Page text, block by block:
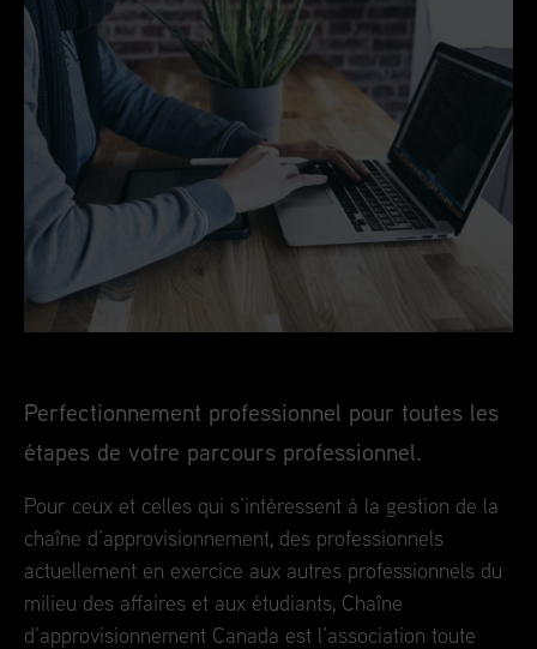
Perfectionnement professionnel pour toutes les
étapes de votre parcours professionnel.
Pour ceux et celles qui s’intéressent à la gestion de la
chaîne d’approvisionnement, des professionnels
actuellement en exercice aux autres professionnels du
milieu des affaires et aux étudiants, Chaîne
d’approvisionnement Canada est l’association toute